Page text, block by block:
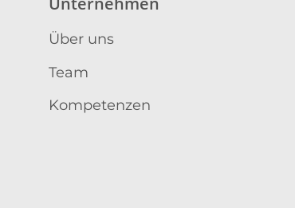
Über uns
Team
Kompetenzen